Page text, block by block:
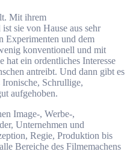
Mit ihrem
sie von Hause aus sehr
Experimenten und dem
konventionell und mit
hat ein ordentliches Interesse
antreibt. Und dann gibt es
Schrullige,
aufgehoben.
Image-, Werbe-,
Unternehmen und
Regie, Produktion bis
Bereiche des Filmemachens